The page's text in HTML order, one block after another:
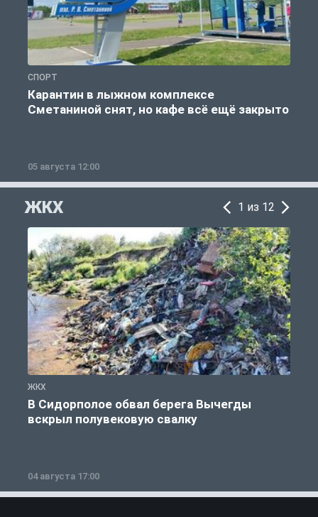
СПОРТ
Карантин в лыжном комплексе
Сметаниной снят, но кафе всё ещё закрыто
05 августа 12:00
ЖКХ 1 из 12
ЖКХ
В Сидорполое обвал берега Вычегды
вскрыл полувековую свалку
04 августа 17:00